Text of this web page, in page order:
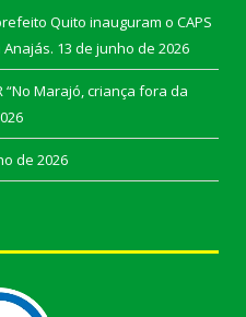
Quito inauguram o CAPS
13 de junho de 2026
“No Marajó, criança fora da
de 2026